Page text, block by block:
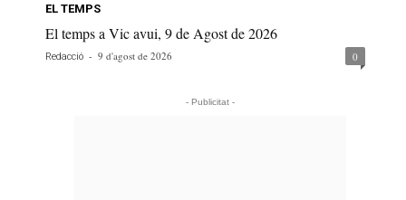
EL TEMPS
El temps a Vic avui, 9 de Agost de 2026
Redacció - 9 d'agost de 2026 0
- Publicitat -